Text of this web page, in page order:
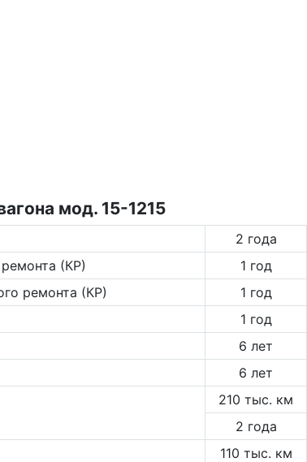
мод. 15-1215
2 года
(КР)
1 год
ремонта (КР)
1 год
1 год
6 лет
6 лет
210 тыс. км
2 года
110 тыс. км